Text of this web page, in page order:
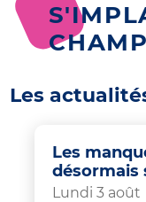
Les
Les
désormais
Lundi 3 août